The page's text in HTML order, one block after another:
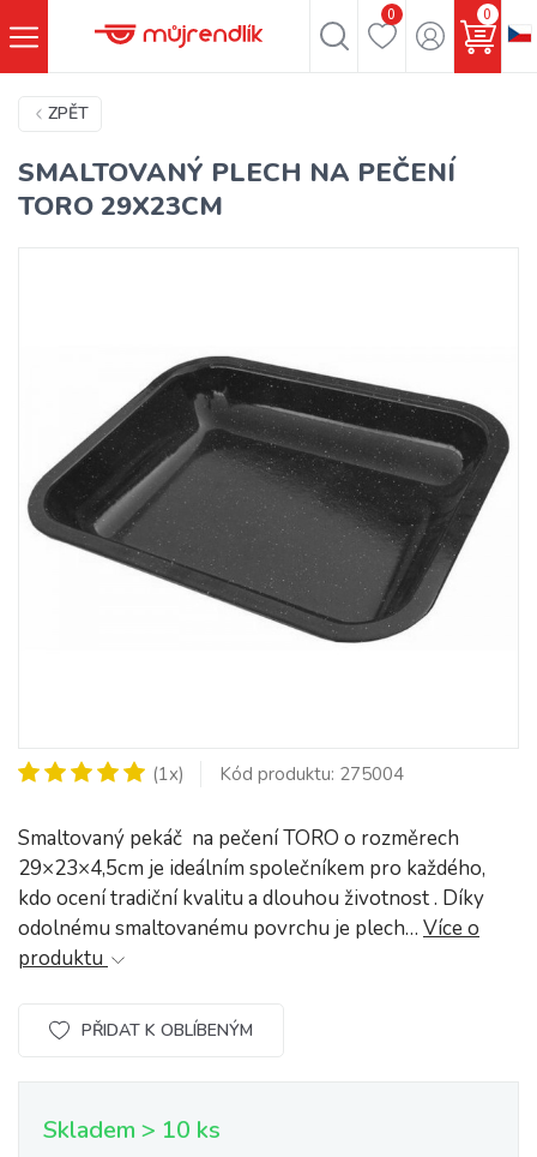
0 0
ZPĚT
SMALTOVANÝ PLECH NA PEČENÍ
TORO 29X23CM
(1x) Kód produktu: 275004
Smaltovaný pekáč na pečení TORO o rozměrech
29×23×4,5cm je ideálním společníkem pro každého,
kdo ocení tradiční kvalitu a dlouhou životnost . Díky
odolnému smaltovanému povrchu je plech… Více o
produktu
PŘIDAT K OBLÍBENÝM
Skladem > 10 ks